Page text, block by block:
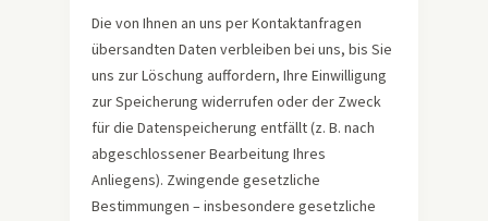
Die von Ihnen an uns per Kontaktanfragen
übersandten Daten verbleiben bei uns, bis Sie
uns zur Löschung auffordern, Ihre Einwilligung
zur Speicherung widerrufen oder der Zweck
für die Datenspeicherung entfällt (z. B. nach
abgeschlossener Bearbeitung Ihres
Anliegens). Zwingende gesetzliche
Bestimmungen – insbesondere gesetzliche